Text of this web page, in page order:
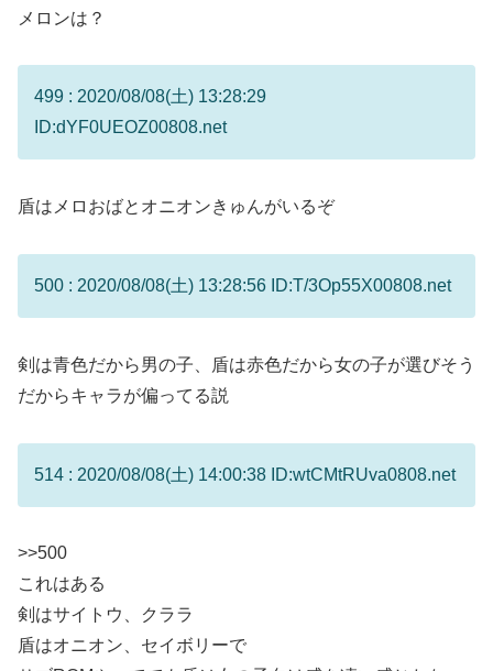
メロンは？
499 : 2020/08/08(土) 13:28:29
ID:dYF0UEOZ00808.net
盾はメロおばとオニオンきゅんがいるぞ
500 : 2020/08/08(土) 13:28:56 ID:T/3Op55X00808.net
剣は青色だから男の子、盾は赤色だから女の子が選びそう
だからキャラが偏ってる説
514 : 2020/08/08(土) 14:00:38 ID:wtCMtRUva0808.net
>>500
これはある
剣はサイトウ、クララ
盾はオニオン、セイボリーで